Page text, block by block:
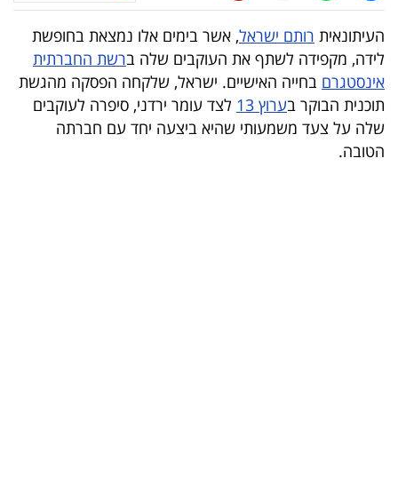
עסקי
ספורט
קריירה
ולימודים
מינויים
העיתונאית רותם ישראל, אשר בימים אלו נמצאת בחופשת
לידה, מקפידה לשתף את העוקבים שלה ברשת החברתית
אינסטגרם בחייה האישיים. ישראל, שלקחה הפסקה מהגשת
תוכנית הבוקר בערוץ 13
לצד עומר ירדני, סיפרה לעוקבים
שלה על צעד משמעותי שהיא ביצעה יחד עם חברתה
הטובה.